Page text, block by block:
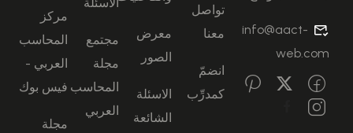
info@aact-
web.com
تواصل
معنا
انضمّ
كمدرِّب
معرض
الصور
الاسئلة
الشائعة
مجتمع
مجلة
المحاسب
العربي
مركز
المحاسب
العربي -
فيس بوك
مجلة